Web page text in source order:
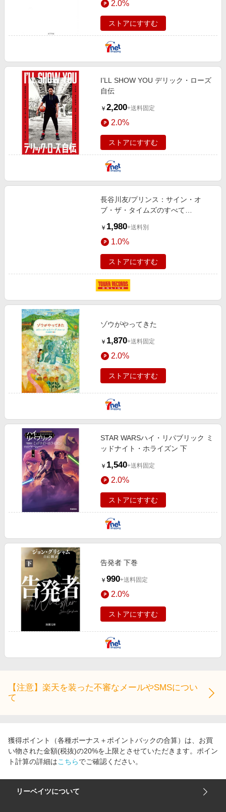
2.0%
ストアにすすむ
I’LL SHOW YOU デリック・ローズ
自伝
￥ 2,200+送料固定
2.0%
ストアにすすむ
長谷川友/プリンス：サイン・オ
ブ・ザ・タイムズのすべて
￥ 1,980+送料別
1.0%
ストアにすすむ
ゾウがやってきた
￥ 1,870+送料固定
2.0%
ストアにすすむ
STAR WARSハイ・リパブリック ミ
ッドナイト・ホライズン 下
￥ 1,540+送料固定
2.0%
ストアにすすむ
告発者 下巻
￥ 990+送料固定
2.0%
ストアにすすむ
【注意】楽天を装った不審なメールやSMSについ
て
獲得ポイント（各種ボーナス＋ポイントバックの合算）は、お買
い物された金額(税抜)の20%を上限とさせていただきます。ポイン
ト計算の詳細はこちらでご確認ください。
リーベイツについて